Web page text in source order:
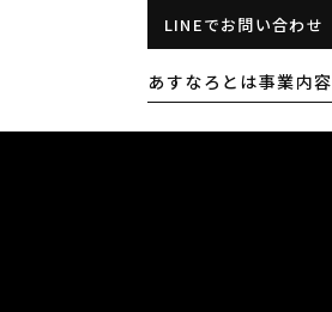
あすなろとは事業内容
LINEでお問い合わせ